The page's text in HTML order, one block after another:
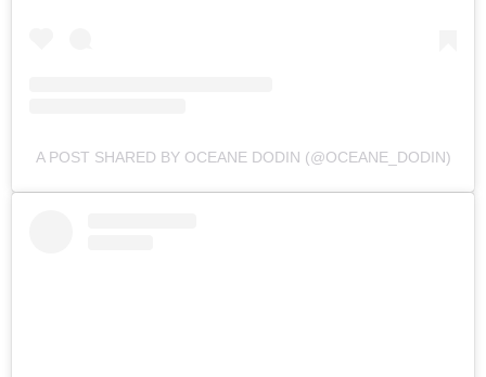
A POST SHARED BY OCEANE DODIN (@OCEANE_DODIN)